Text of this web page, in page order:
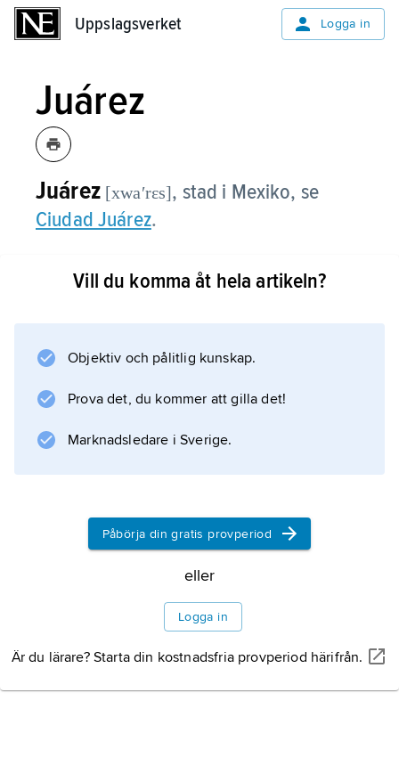
Uppslagsverket Logga in
Juárez
Juárez [xwaʹrɛs], stad i Mexiko, se
Ciudad Juárez.
Vill du komma åt hela artikeln?
Objektiv och pålitlig kunskap.
Prova det, du kommer att gilla det!
Marknadsledare i Sverige.
Påbörja din gratis provperiod
eller
Logga in
Är du lärare? Starta din kostnadsfria provperiod härifrån.